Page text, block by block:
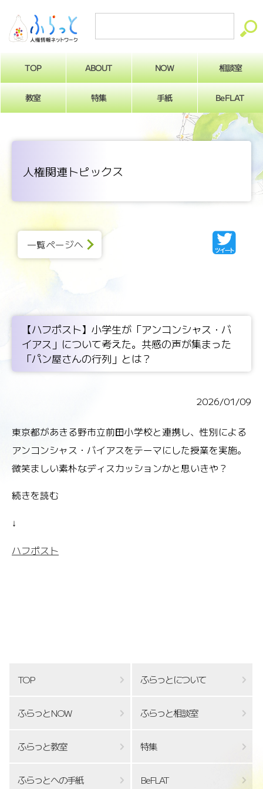
TOP ABOUT NOW 相談室
教室 特集 手紙 BeFLAT
人権関連トピックス
一覧ページへ
【ハフポスト】小学生が「アンコンシャス・バ
イアス」について考えた。共感の声が集まった
「パン屋さんの行列」とは？
2026/01/09
東京都があきる野市立前田小学校と連携し、性別による
アンコンシャス・バイアスをテーマにした授業を実施。
微笑ましい素朴なディスカッションかと思いきや？
続きを読む
↓
ハフポスト
TOP ふらっとについて
ふらっとNOW ふらっと相談室
ふらっと教室 特集
ふらっとへの手紙 BeFLAT